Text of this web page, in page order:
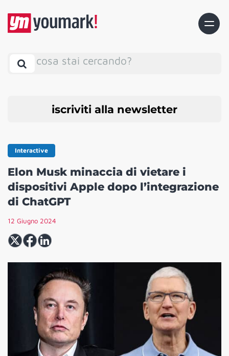
cosa stai cercando?
iscriviti alla newsletter
Interactive
Elon Musk minaccia di vietare i
dispositivi Apple dopo l’integrazione
di ChatGPT
12 Giugno 2024